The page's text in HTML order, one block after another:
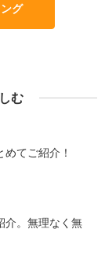
グ
む
てご紹介！
介。無理なく無